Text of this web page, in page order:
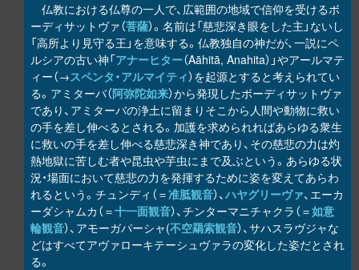
仏教における仏尊の一人で、広範囲の地域で信仰を受けるボ
ーディサットヴァ（菩薩）。名前は「慈悲深き眼をした主」ないし
「高所より見守る王」を意味する。仏教独自の神だが、一説にペ
ルシアの古い神「アナーヒター（Aāhitā, Anahita）」やアールマテ
ィー（→スペンタ・アルマイティ）を起源とすると考えられてい
る。アミターバ（阿弥陀如来）から発現したボーディサットヴァ
であり、アミターバの浄土に留まりそこから人間や動物に救い
の手を差し伸べるとされる。加護を求められればあらゆる衆生
に救いの手を差し伸べる慈悲深き神であり、その慈悲の力は灼
熱地獄に苦しむ者や昆虫や芋虫にまで及ぶという。あらゆる状
況・場面において慈悲の力を発揮するために姿を変えてあらわ
れるという。チュンディ（＝准胝観音）、ハヤグリーヴァ、エーカ
ーダシャムカ（＝十一面観音）、チンターマニチャクラ（＝如意
輪観音）、アモーガパーシャ(不空羂索観音）、サハスラヴジャな
どはすべてアヴァローキテーシュヴァラの変化した姿だとされ
る。